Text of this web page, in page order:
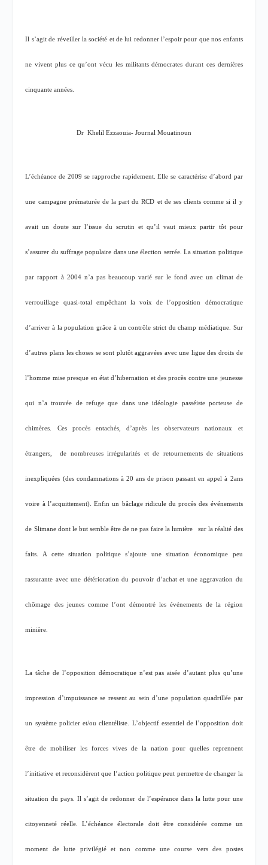
Il s’agit de réveiller la société et de lui redonner l’espoir pour que nos enfants
ne vivent plus ce qu’ont vécu les militants démocrates durant ces dernières
cinquante années.
Dr Khelil Ezzaouia- Journal Mouatinoun
L’échéance de 2009 se rapproche rapidement. Elle se caractérise d’abord par
une campagne prématurée de la part du RCD et de ses clients comme si il y
avait un doute sur l’issue du scrutin et qu’il vaut mieux partir tôt pour
s’assurer du suffrage populaire dans une élection serrée. La situation politique
par rapport à 2004 n’a pas beaucoup varié sur le fond avec un climat de
verrouillage quasi-total empêchant la voix de l’opposition démocratique
d’arriver à la population grâce à un contrôle strict du champ médiatique. Sur
d’autres plans les choses se sont plutôt aggravées avec une ligue des droits de
l’homme mise presque en état d’hibernation et des procès contre une jeunesse
qui n’a trouvée de refuge que dans une idéologie passéiste porteuse de
chimères. Ces procès entachés, d’après les observateurs nationaux et
étrangers, de nombreuses irrégularités et de retournements de situations
inexpliquées (des condamnations à 20 ans de prison passant en appel à 2ans
voire à l’acquittement). Enfin un bâclage ridicule du procès des événements
de Slimane dont le but semble être de ne pas faire la lumière sur la réalité des
faits. A cette situation politique s’ajoute une situation économique peu
rassurante avec une détérioration du pouvoir d’achat et une aggravation du
chômage des jeunes comme l’ont démontré les événements de la région
minière.
La tâche de l’opposition démocratique n’est pas aisée d’autant plus qu’une
impression d’impuissance se ressent au sein d’une population quadrillée par
un système policier et/ou clientéliste. L’objectif essentiel de l’opposition doit
être de mobiliser les forces vives de la nation pour quelles reprennent
l’initiative et reconsidèrent que l’action politique peut permettre de changer la
situation du pays. Il s’agit de redonner de l’espérance dans la lutte pour une
citoyenneté réelle. L’échéance électorale doit être considérée comme un
moment de lutte privilégié et non comme une course vers des postes